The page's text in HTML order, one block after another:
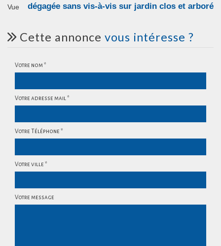
Vue dégagée sans vis-à-vis sur jardin clos et arboré
cette annonce vous intéresse ?
Votre nom *
Votre adresse mail *
Votre Téléphone *
Votre ville *
Votre message